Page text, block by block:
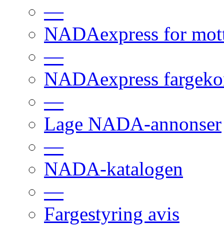
—
NADAexpress for
—
NADAexpress
—
Lage NADA-annonser
—
NADA-katalogen
—
Fargestyring avis